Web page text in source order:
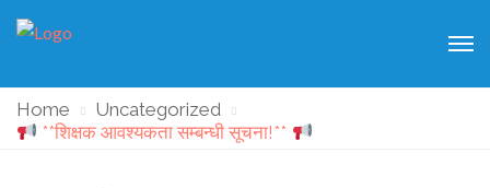
Home
Uncategorized
**शिक्षक आवश्यकता सम्बन्धी सूचना!**